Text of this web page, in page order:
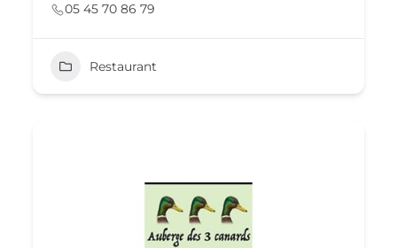
05 45 70 86 79
Restaurant